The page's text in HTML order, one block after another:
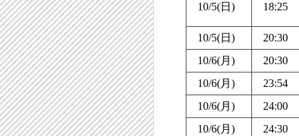
10/5(日) 18:25
10/5(日) 20:30
10/6(月)
20:30
10/6(月)
23:54
10/6(月)
24:00
10/6(月)
24:30